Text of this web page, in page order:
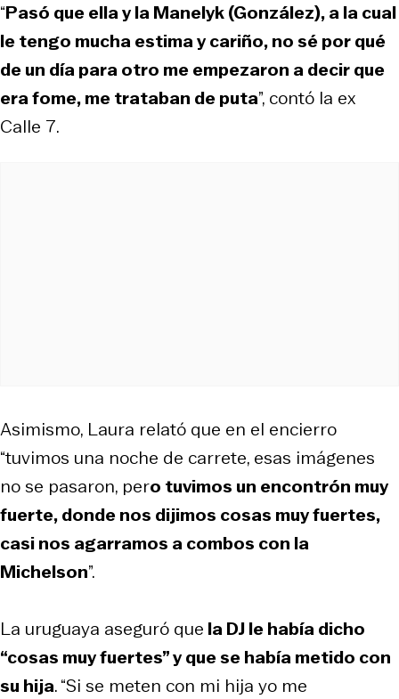
“Pasó que ella y la Manelyk (González), a la cual
le tengo mucha estima y cariño, no sé por qué
de un día para otro me empezaron a decir que
era fome, me trataban de puta”, contó la ex
Calle 7.
Asimismo, Laura relató que en el encierro
“tuvimos una noche de carrete, esas imágenes
no se pasaron, pero tuvimos un encontrón muy
fuerte, donde nos dijimos cosas muy fuertes,
casi nos agarramos a combos con la
Michelson”.
La uruguaya aseguró que la DJ le había dicho
“cosas muy fuertes” y que se había metido con
su hija. “Si se meten con mi hija yo me